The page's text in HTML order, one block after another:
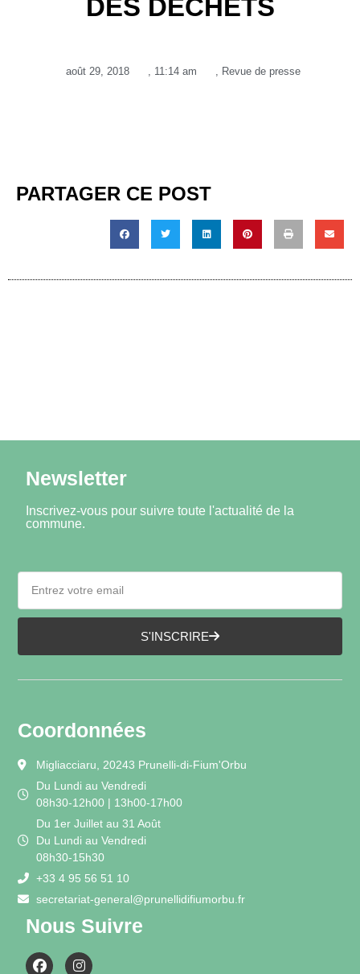
DES DÉCHETS
août 29, 2018 11:14 am Revue de presse
PARTAGER CE POST
Newsletter
Inscrivez-vous pour suivre toute l'actualité de la
commune.
S'INSCRIRE
Coordonnées
Migliacciaru, 20243 Prunelli-di-Fium'Orbu
Du Lundi au Vendredi
08h30-12h00 | 13h00-17h00
Du 1er Juillet au 31 Août
Du Lundi au Vendredi
08h30-15h30
+33 4 95 56 51 10
secretariat-general@prunellidifiumorbu.fr
Nous Suivre